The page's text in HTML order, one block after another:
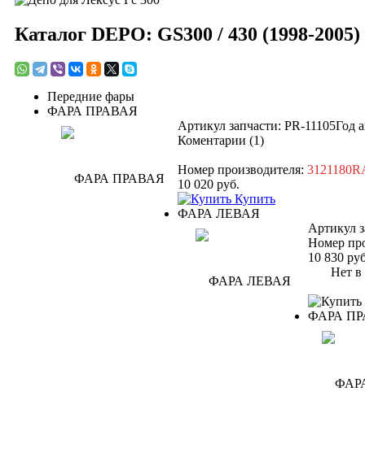
Каталог DEPO: GS300 / 430 (1998-2005)
Передние фары
ФАРА ПРАВАЯ
Артикул запчасти: PR-11105Год
Коментарии (1)
Номер производителя:
10 020 руб.
Купить
ФАРА ЛЕВАЯ
Артикул
Номер
10 830
Нет в
ФАРА